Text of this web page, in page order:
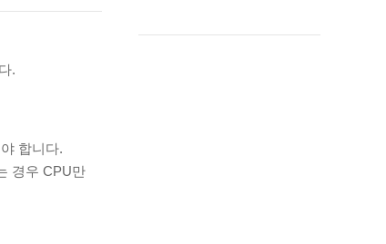
.
합니다.
경우 CPU만